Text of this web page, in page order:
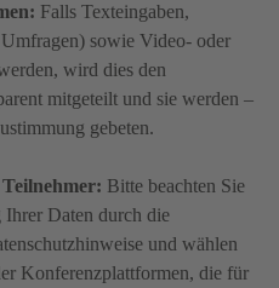
Falls Texteingaben,
sowie Video- oder
wird dies den
mitgeteilt und sie werden –
gebeten.
Bitte beachten Sie
Ihrer Daten durch die
und wählen
Konferenzplattformen, die für